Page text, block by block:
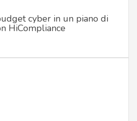
cyber in un piano di
HiCompliance